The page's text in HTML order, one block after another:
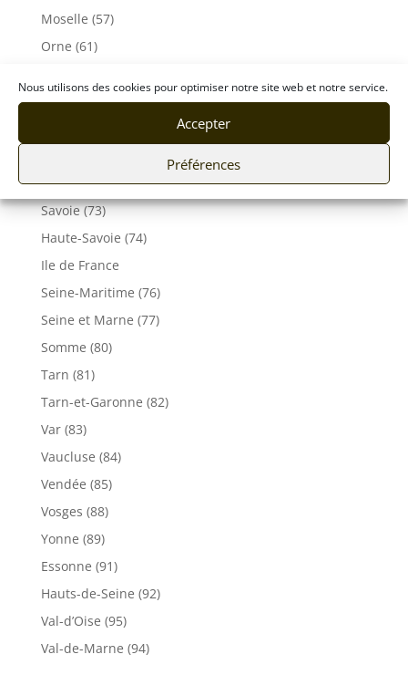
Nous utilisons des cookies pour optimiser notre site web et notre service.
Accepter
Préférences
Moselle (57)
Orne (61)
Puy De Dôme (63)
Pyrénées-Atlantiques (64)
Sarthe (72)
Savoie (73)
Haute-Savoie (74)
Ile de France
Seine-Maritime (76)
Seine et Marne (77)
Somme (80)
Tarn (81)
Tarn-et-Garonne (82)
Var (83)
Vaucluse (84)
Vendée (85)
Vosges (88)
Yonne (89)
Essonne (91)
Hauts-de-Seine (92)
Val-d’Oise (95)
Val-de-Marne (94)